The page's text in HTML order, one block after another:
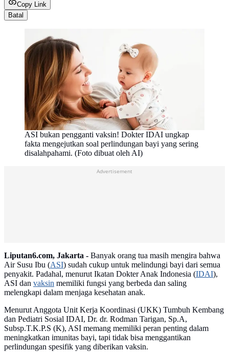
Copy Link
Batal
ASI bukan pengganti vaksin! Dokter IDAI ungkap
fakta mengejutkan soal perlindungan bayi yang sering
disalahpahami. (Foto dibuat oleh AI)
Advertisement
Liputan6.com, Jakarta - Banyak orang tua masih mengira bahwa
Air Susu Ibu (ASI) sudah cukup untuk melindungi bayi dari semua
penyakit. Padahal, menurut Ikatan Dokter Anak Indonesia (IDAI),
ASI dan vaksin memiliki fungsi yang berbeda dan saling
melengkapi dalam menjaga kesehatan anak.
Menurut Anggota Unit Kerja Koordinasi (UKK) Tumbuh Kembang
dan Pediatri Sosial IDAI, Dr. dr. Rodman Tarigan, Sp.A,
Subsp.T.K.P.S (K), ASI memang memiliki peran penting dalam
meningkatkan imunitas bayi, tapi tidak bisa menggantikan
perlindungan spesifik yang diberikan vaksin.